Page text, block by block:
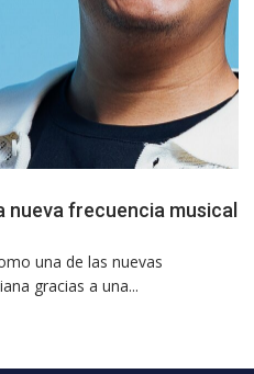
nueva frecuencia musical
una de las nuevas
gracias a una...